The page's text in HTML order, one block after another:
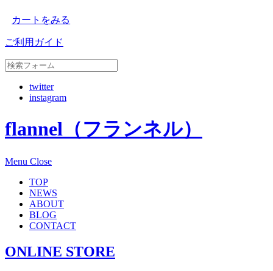
カートをみる
ご利用ガイド
twitter
instagram
flannel（フランネル）
Menu Close
TOP
NEWS
ABOUT
BLOG
CONTACT
ONLINE STORE